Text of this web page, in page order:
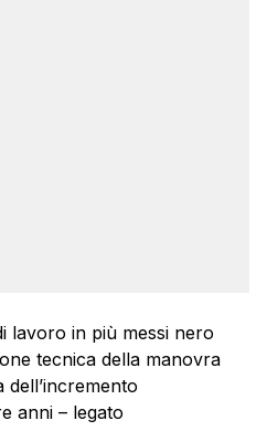
lavoro in più messi nero
tecnica della manovra
anni – legato